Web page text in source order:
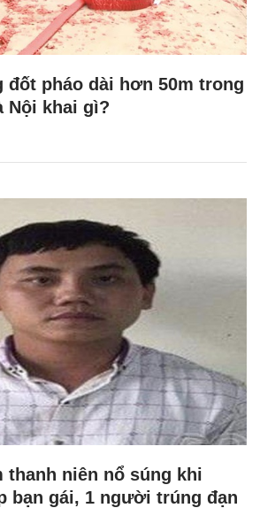
đốt pháo dài hơn 50m trong
Nội khai gì?
thanh niên nổ súng khi
bạn gái, 1 người trúng đạn